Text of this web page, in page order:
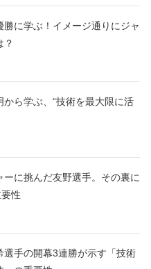
に学ぶ！イメージ通りにジャ
？
ら学ぶ、“技術を最大限に活
に挑んだ友野選手。その裏に
性
選手の開幕3連勝が示す「技術